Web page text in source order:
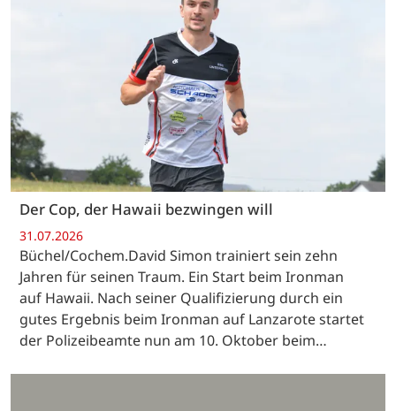
Der Cop, der Hawaii bezwingen will
31.07.2026
Büchel/Cochem.David Simon trainiert sein zehn
Jahren für seinen Traum. Ein Start beim Ironman
auf Hawaii. Nach seiner Qualifizierung durch ein
gutes Ergebnis beim Ironman auf Lanzarote startet
der Polizeibeamte nun am 10. Oktober beim…